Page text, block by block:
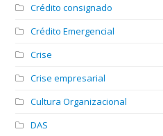
Crédito consignado
Crédito Emergencial
Crise
Crise empresarial
Cultura Organizacional
DAS